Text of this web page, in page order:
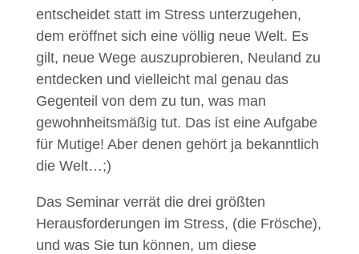
entscheidet statt im Stress unterzugehen,
dem eröffnet sich eine völlig neue Welt. Es
gilt, neue Wege auszuprobieren, Neuland zu
entdecken und vielleicht mal genau das
Gegenteil von dem zu tun, was man
gewohnheitsmäßig tut. Das ist eine Aufgabe
für Mutige! Aber denen gehört ja bekanntlich
die Welt…;)
Das Seminar verrät die drei größten
Herausforderungen im Stress, (die Frösche),
und was Sie tun können, um diese